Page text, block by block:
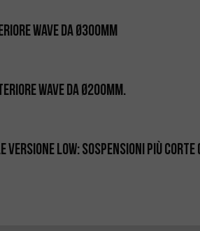
Wave da Ø300mm
Wave da Ø200mm.
Versione LOW: Sospensioni più